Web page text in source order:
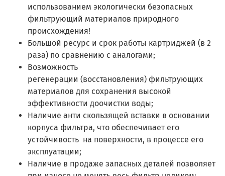
использованием экологически безопасных
фильтрующий материалов природного
происхождения!
Большой ресурс и срок работы картриджей (в 2
раза) по сравнению с аналогами;
Возможность
регенерации (восстановления) фильтрующих
материалов для сохранения высокой
эффективности доочистки воды;
Наличие анти скользящей вставки в основании
корпуса фильтра, что обеспечивает его
устойчивость на поверхности, в процессе его
эксплуатации;
Наличие в продаже запасных деталей позволяет